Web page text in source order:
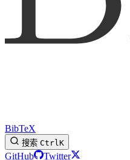
BibTeX
搜索 CtrlK
GitHub
Twitter